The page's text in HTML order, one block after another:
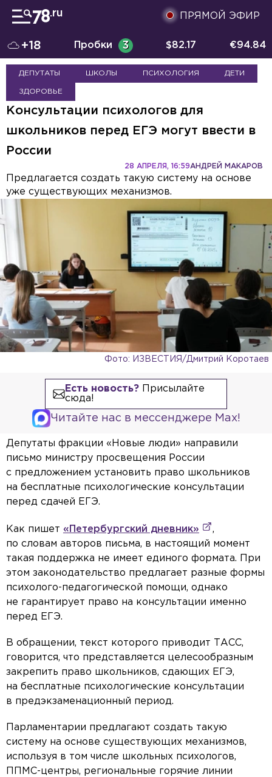
ПРЯМОЙ ЭФИР
+18 Пробки 3 $82.17 €94.84
ДЕПУТАТЫ ШКОЛЫ ПСИХОЛОГИЯ ДЕТИ
ЗДОРОВЬЕ
Консультации психологов для
школьников перед ЕГЭ могут ввести в
России
АНДРЕЙ МАКАРОВ
28 АПРЕЛЯ, 16:59
Предлагается создать такую систему на основе
уже существующих механизмов.
Фото: ИЗВЕСТИЯ/Дмитрий Коротаев
Есть новость?Присылайте
сюда!
Читайте нас в мессенджере Max!
Депутаты фракции «Новые люди» направили
письмо министру просвещения России
с предложением установить право школьников
на бесплатные психологические консультации
перед сдачей ЕГЭ.
Как пишет «Петербургский дневник»
,
по словам авторов письма, в настоящий момент
такая поддержка не имеет единого формата. При
этом законодательство предлагает разные формы
психолого-педагогической помощи, однако
не гарантирует право на консультации именно
перед ЕГЭ.
В обращении, текст которого приводит ТАСС,
говорится, что представляется целесообразным
закрепить право школьников, сдающих ЕГЭ,
на бесплатные психологические консультации
в предэкзаменационный период.
Парламентарии предлагают создать такую
систему на основе существующих механизмов,
используя в том числе школьных психологов,
ППМС-центры, региональные горячие линии